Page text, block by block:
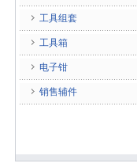
工具组套
工具箱
电子钳
销售辅件